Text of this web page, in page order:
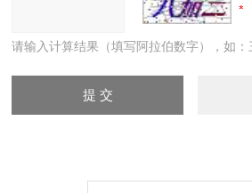
请输入计算结果（填写阿拉伯数字），如：